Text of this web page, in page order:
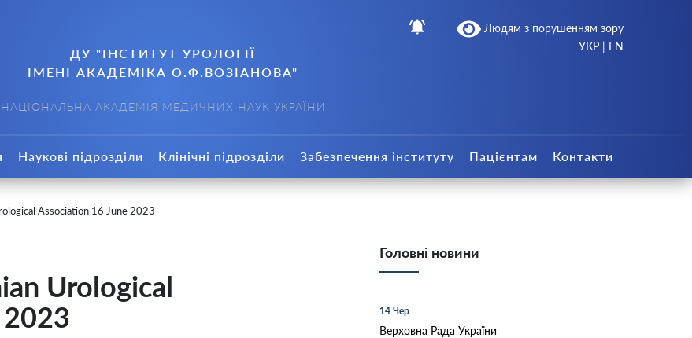
Людям з порушенням зору
ДУ "ІНСТИТУТ УРОЛОГІЇ
ІМЕНІ АКАДЕМІКА О.Ф.ВОЗІАНОВА"
НАЦІОНАЛЬНА АКАДЕМІЯ МЕДИЧНИХ НАУК УКРАЇНИ
УКР | EN
Наукові підрозділи Клінічні підрозділи Забезпечення інституту Пацієнтам Контакти
Association 16 June 2023
Urological
Головні новини
14 Чер
Верховна Рада України